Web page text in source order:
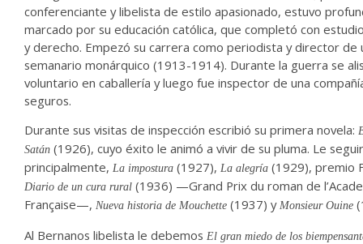
conferenciante y libelista de estilo apasionado, estuvo
marcado por su educación católica, que completó con
y derecho. Empezó su carrera como periodista y director de
semanario monárquico (1913-1914). Durante la guerra se
voluntario en caballería y luego fue inspector de una
seguros.
Durante sus visitas de inspección escribió su primera novela:
Satán (1926), cuyo éxito le animó a vivir de su pluma. Le
principalmente, La impostura (1927), La alegría (1929), premio
Diario de un cura rural (1936) —Grand Prix du roman de
Française—, Nueva historia de Mouchette (1937) yMonsieur Ouine
Al Bernanos libelista le debemos El gran miedo de los